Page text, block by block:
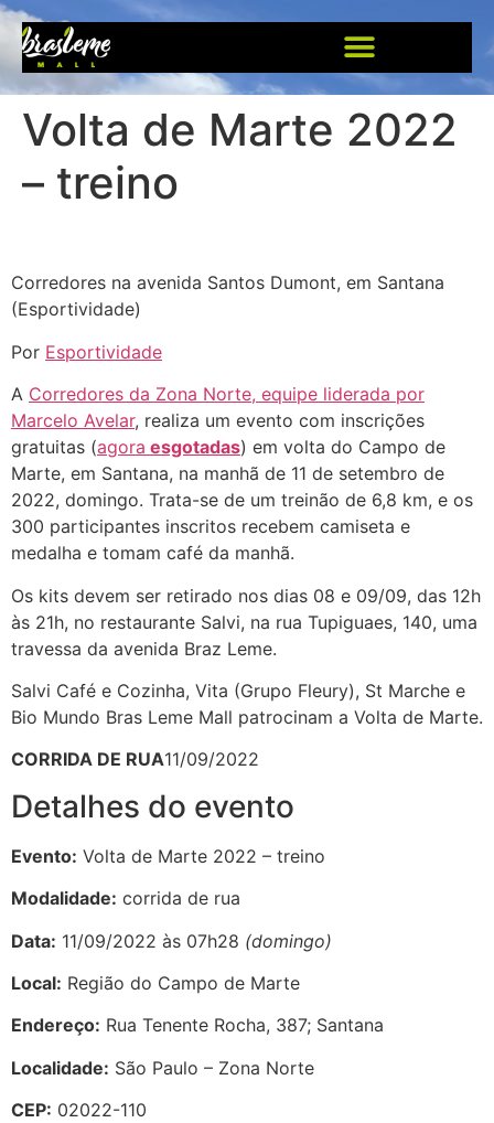
Volta de Marte 2022
– treino
Corredores na avenida Santos Dumont, em Santana
(Esportividade)
Por Esportividade
A Corredores da Zona Norte, equipe liderada por
Marcelo Avelar, realiza um evento com inscrições
gratuitas (agora esgotadas) em volta do Campo de
Marte, em Santana, na manhã de 11 de setembro de
2022, domingo. Trata-se de um treinão de 6,8 km, e os
300 participantes inscritos recebem camiseta e
medalha e tomam café da manhã.
Os kits devem ser retirado nos dias 08 e 09/09, das 12h
às 21h, no restaurante Salvi, na rua Tupiguaes, 140, uma
travessa da avenida Braz Leme.
Salvi Café e Cozinha, Vita (Grupo Fleury), St Marche e
Bio Mundo Bras Leme Mall patrocinam a Volta de Marte.
CORRIDA DE RUA11/09/2022
Detalhes do evento
Evento: Volta de Marte 2022 – treino
Modalidade: corrida de rua
Data: 11/09/2022 às 07h28 (domingo)
Local: Região do Campo de Marte
Endereço: Rua Tenente Rocha, 387; Santana
Localidade: São Paulo – Zona Norte
CEP: 02022-110